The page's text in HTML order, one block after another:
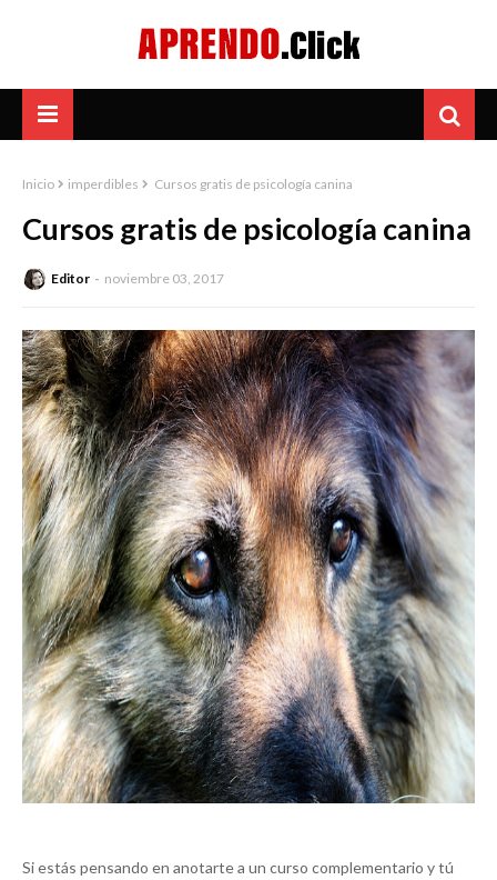
Inicio imperdibles Cursos gratis de psicología canina
Cursos gratis de psicología canina
Editor noviembre 03, 2017
Si estás pensando en anotarte a un curso complementario y tú